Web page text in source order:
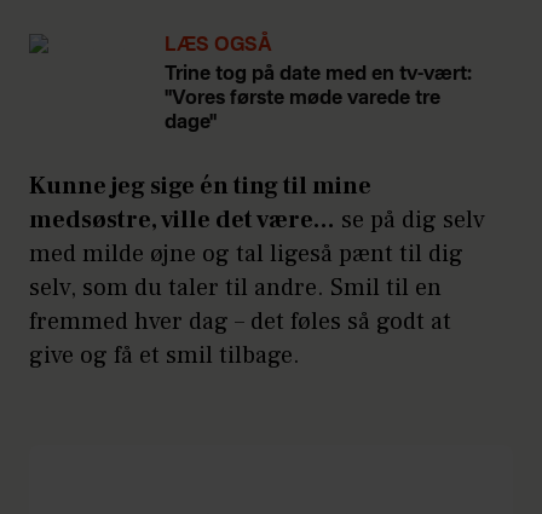
LÆS OGSÅ
Trine tog på date med en tv-vært:
"Vores første møde varede tre
dage"
Kunne jeg sige én ting til mine
medsøstre, ville det være… se på dig selv
med milde øjne og tal ligeså pænt til dig
selv, som du taler til andre. Smil til en
fremmed hver dag – det føles så godt at
give og få et smil tilbage.